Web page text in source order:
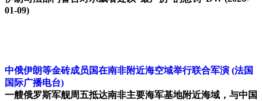
01-09)
中俄伊朗等金砖成员国在南非附近海空域举行联合军演 (法国
国际广播电台)
一艘俄罗斯军舰周五抵达南非主要海军基地附近海域，与中国